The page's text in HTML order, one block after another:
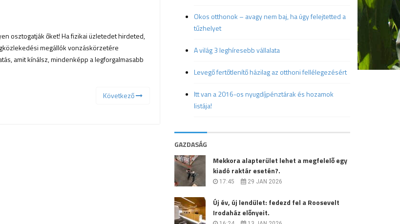
osztogatják őket! Ha fizikai üzletedet hirdeted,
megállók vonzáskörzetére
amit kínálsz, mindenképp a legforgalmasabb
Következő
Okos otthonok – avagy nem baj, ha úgy felejtetted a
tűzhelyet
A világ 3 leghíresebb vállalata
Levegő fertőtlenítő házilag az otthoni fellélegezésért
Itt van a 2016-os nyugdíjpénztárak és hozamok
listája!
GAZDASÁG
Mekkora alapterület lehet a megfelelő egy
kiadó raktár esetén?.
17:45 29 JAN 2026
Új év, új lendület: fedezd fel a Roosevelt
Irodaház előnyeit.